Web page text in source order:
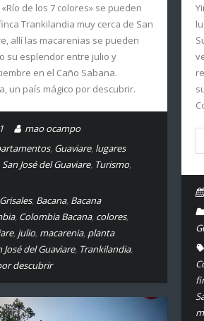
de los 7 colores» se pueden
Trankilandia muy cerca de San
allí las macarenias se pueden
su esplendor entre julio y
en el Caño Sabana.
un país mágico por descubrir.
mao ocampo
, Guaviare, lugares
San José del Guaviare, Turismo,
, Bacana, Bacana
, Colombia Bacana, colores,
, julio, macarenia, planta
José del Guaviare, Trankilandia,
descubrir